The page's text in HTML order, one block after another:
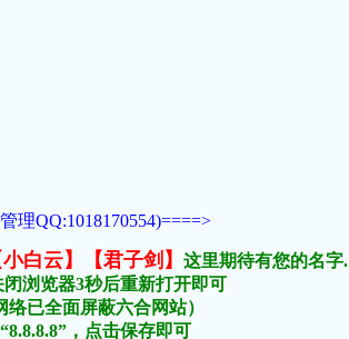
QQ:1018170554)====>
白云】【君子剑】
这里期待有您的名字.
浏览器3秒后重新打开即可
已全面屏蔽六合网站）
，点击保存即可